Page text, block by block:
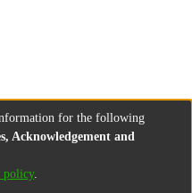
for the following
Acknowledgement and
policy.